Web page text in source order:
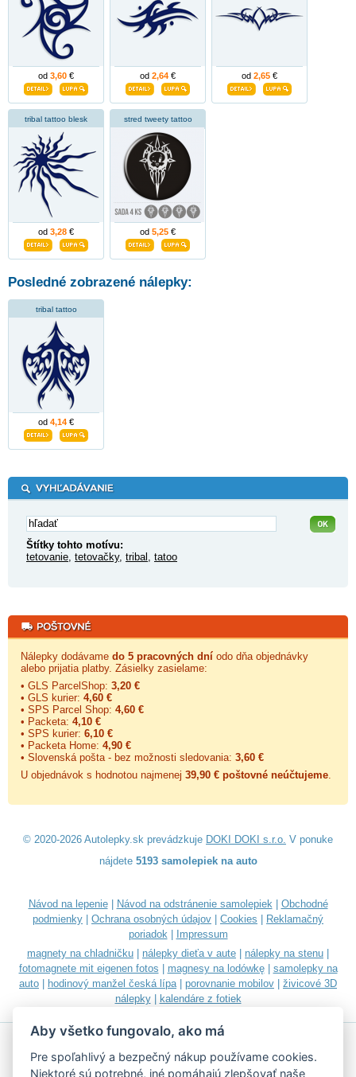
od 3,60 € od 2,64 € od 2,65 €
tribal tattoo blesk
od 3,28 €
stred tweety tattoo
od 5,25 €
Posledné zobrazené nálepky:
tribal tattoo
od 4,14 €
Štítky tohto motívu:
tetovanie, tetovačky, tribal , tatoo
Nálepky dodávame do 5 pracovných dní odo dňa objednávky
alebo prijatia platby. Zásielky zasielame:
• GLS ParcelShop: 3,20 €
• GLS kurier: 4,60 €
• SPS Parcel Shop: 4,60 €
• Packeta: 4,10 €
• SPS kurier: 6,10 €
• Packeta Home: 4,90 €
• Slovenská pošta - bez možnosti sledovania: 3,60 €
U objednávok s hodnotou najmenej 39,90 € poštovné neúčtujeme.
© 2020-2026 Autolepky.sk prevádzkuje DOKI DOKI s.r.o. V ponuke
nájdete 5193 samolepiek na auto
Návod na lepenie| Návod na odstránenie samolepiek| Obchodné
podmienky
Ochrana osobných údajov Cookies
Reklamačný
poriadok|
Impressum
magnety na chladničku
nálepky dieťa v aute nálepky na stenu
fotomagnete mit eigenen fotos
magnesy na lodówkę| samolepky na
auto
hodinový manžel česká lípa| porovnanie mobilov
živicové 3D
nálepky| kalendáre z fotiek
Aby všetko fungovalo, ako má
Pre spoľahlivý a bezpečný nákup používame cookies.
Niektoré sú potrebné, iné pomáhajú zlepšovať naše